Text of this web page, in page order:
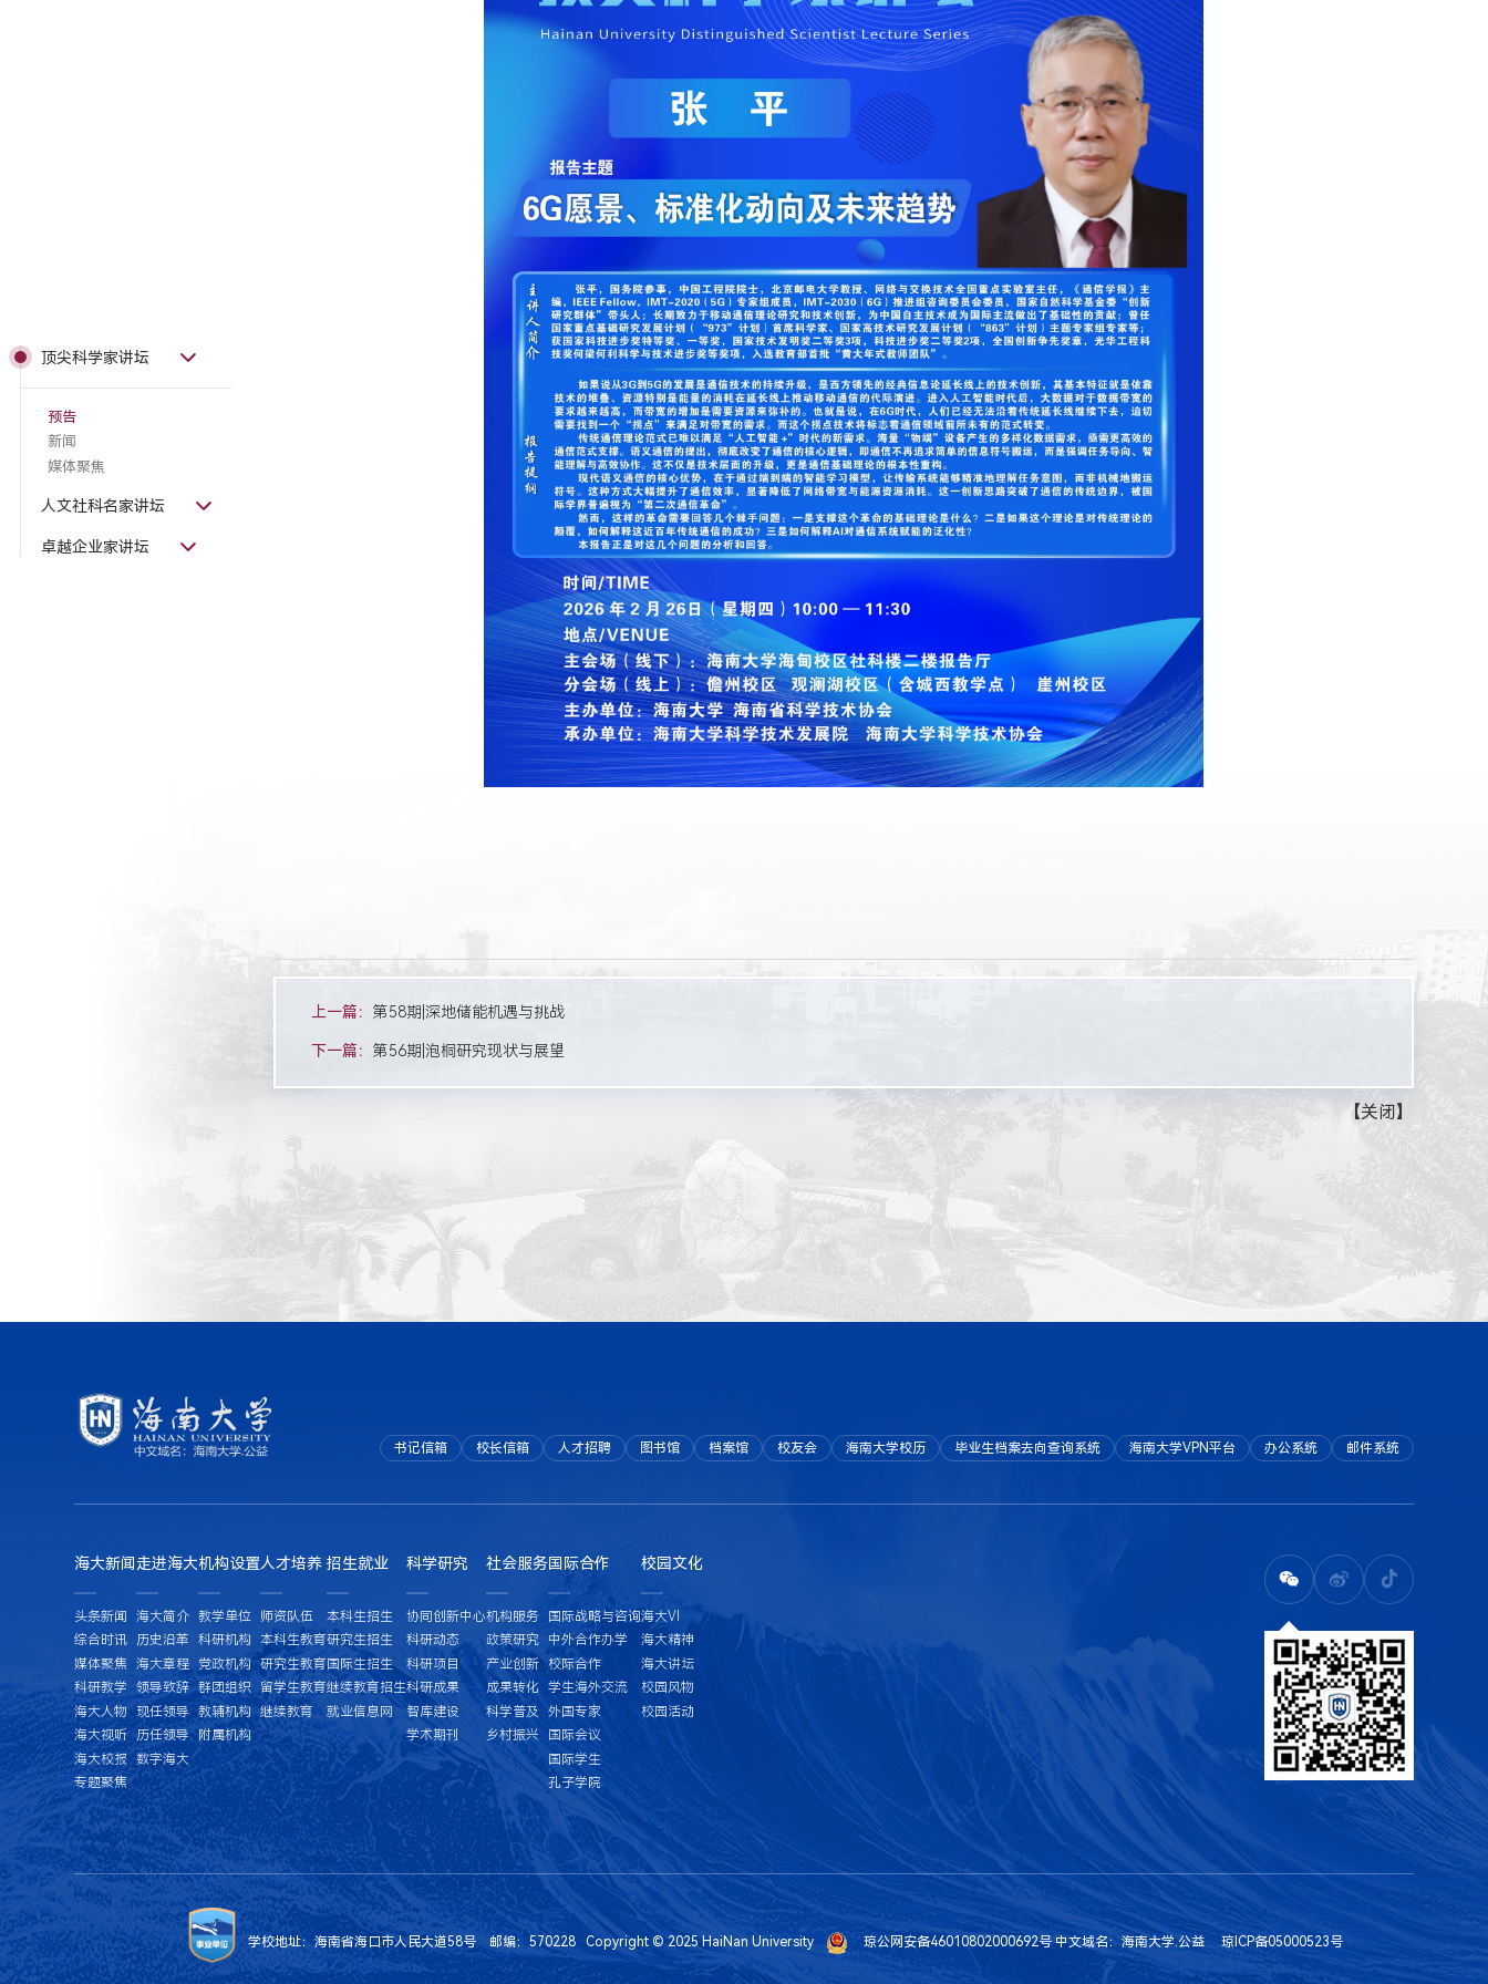
顶尖科学家讲坛
预告
新闻
媒体聚焦
人文社科名家讲坛
卓越企业家讲坛
上一篇：第58期|深地储能机遇与挑战
下一篇：第56期|泡桐研究现状与展望
【关闭】
书记信箱 校长信箱 人才招聘 图书馆 档案馆 校友会 海南大学校历 毕业生档案去向查询系统 海南大学VPN平台 办公系统 邮件系统
海大新闻
头条新闻
综合时讯
媒体聚焦
科研教学
海大人物
海大视听
海大校报
专题聚焦
走进海大
海大简介
历史沿革
海大章程
领导致辞
现任领导
历任领导
数字海大
机构设置
教学单位
科研机构
党政机构
群团组织
教辅机构
附属机构
人才培养
师资队伍
本科生教育
研究生教育
留学生教育
继续教育
招生就业
本科生招生
研究生招生
国际生招生
继续教育招生
就业信息网
科学研究
协同创新中心
科研动态
科研项目
科研成果
智库建设
学术期刊
社会服务
机构服务
政策研究
产业创新
成果转化
科学普及
乡村振兴
国际合作
国际战略与咨询
中外合作办学
校际合作
学生海外交流
外国专家
国际会议
国际学生
孔子学院
校园文化
海大VI
海大精神
海大讲坛
校园风物
校园活动
学校地址：海南省海口市人民大道58号 邮编：570228 Copyright © 2025 HaiNan University 琼公网安备46010802000692号中文域名：海南大学.公益 琼ICP备05000523号